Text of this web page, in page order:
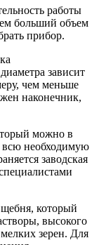
работы
больший объем
прибор.
зависит
чем меньше
наконечник,
можно в
необходимую
заводская
который
высокого
зерен. Для